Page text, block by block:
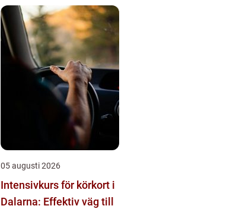
05 augusti 2026
Intensivkurs för körkort i
Dalarna: Effektiv väg till